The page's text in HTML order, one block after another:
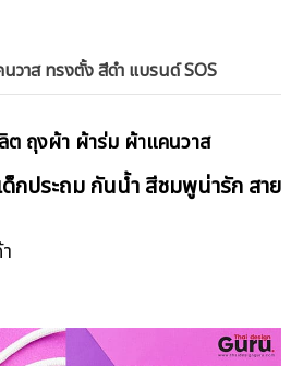
วาส ทรงตั้ง สีดำ แบรนด์ SOS
ต ถุงผ้า ผ้าร่ม ผ้าแคนวาส
กประถม กันน้ำ สีชมพูน่ารัก สาย